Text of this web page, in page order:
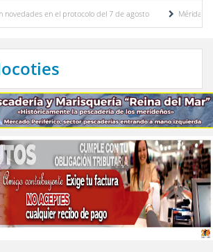
en el protocolo del 7 de agosto
Mérida territorio